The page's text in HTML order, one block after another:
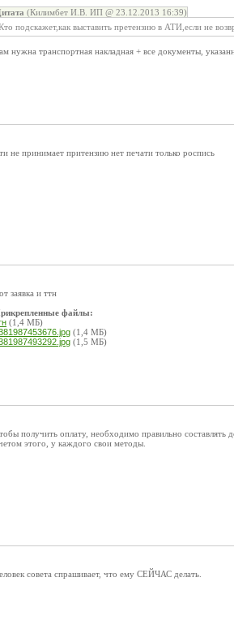
(Килимбет И.В. ИП @ 23.12.2013 16:39)
подскажет,как выставить претензию в АТИ,если не
нужна транспортная накладная + все документы,
не принимает притензию нет печати только роспись
заявка и ттн
файлы:
(1,4 МБ)
(1,4 МБ)
(1,5 МБ)
получить оплату, необходимо правильно составлять
этого, у каждого свои методы.
совета спрашивает, что ему СЕЙЧАС делать.